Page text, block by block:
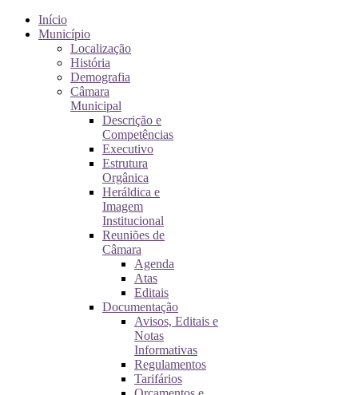
Início
Município
Localização
História
Demografia
Câmara
Municipal
Descrição e
Competências
Executivo
Estrutura
Orgânica
Heráldica e
Imagem
Institucional
Reuniões de
Câmara
Agenda
Atas
Editais
Documentação
Avisos, Editais e
Notas
Informativas
Regulamentos
Tarifários